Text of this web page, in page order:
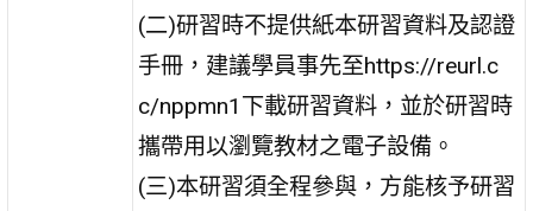
(二)研習時不提供紙本研習資料及認證
手冊，建議學員事先至https://reurl.c
c/nppmn1下載研習資料，並於研習時
攜帶用以瀏覽教材之電子設備。
(三)本研習須全程參與，方能核予研習